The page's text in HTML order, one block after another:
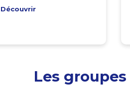
Découvrir
Les groupes